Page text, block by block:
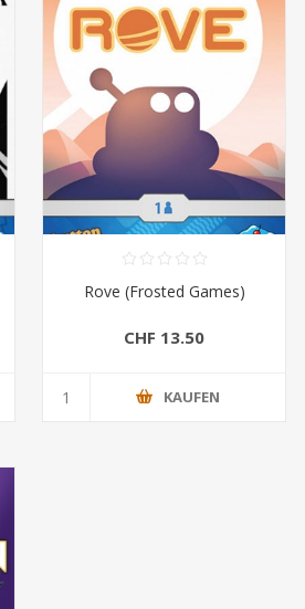
Rove (Frosted Games)
CHF 13.50
KAUFEN